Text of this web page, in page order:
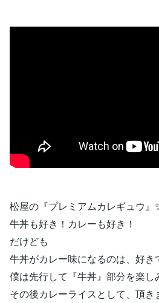
松屋の『プレミアムカレギュウ』
牛丼も好き！カレーも好き！
だけども
牛丼がカレー味になるのは、好き
僕は先行して『牛丼』部分を楽し
その後カレーライスとして、頂き